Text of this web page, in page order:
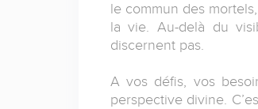
le commun des
la vie. Au-delà du
discernent pas.
A vos défis, vos
perspective divine.